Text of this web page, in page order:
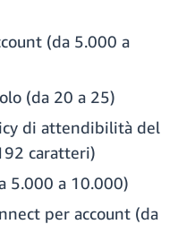
(da 5.000 a
(da 20 a 25)
di attendibilità del
caratteri)
5.000 a 10.000)
per account (da